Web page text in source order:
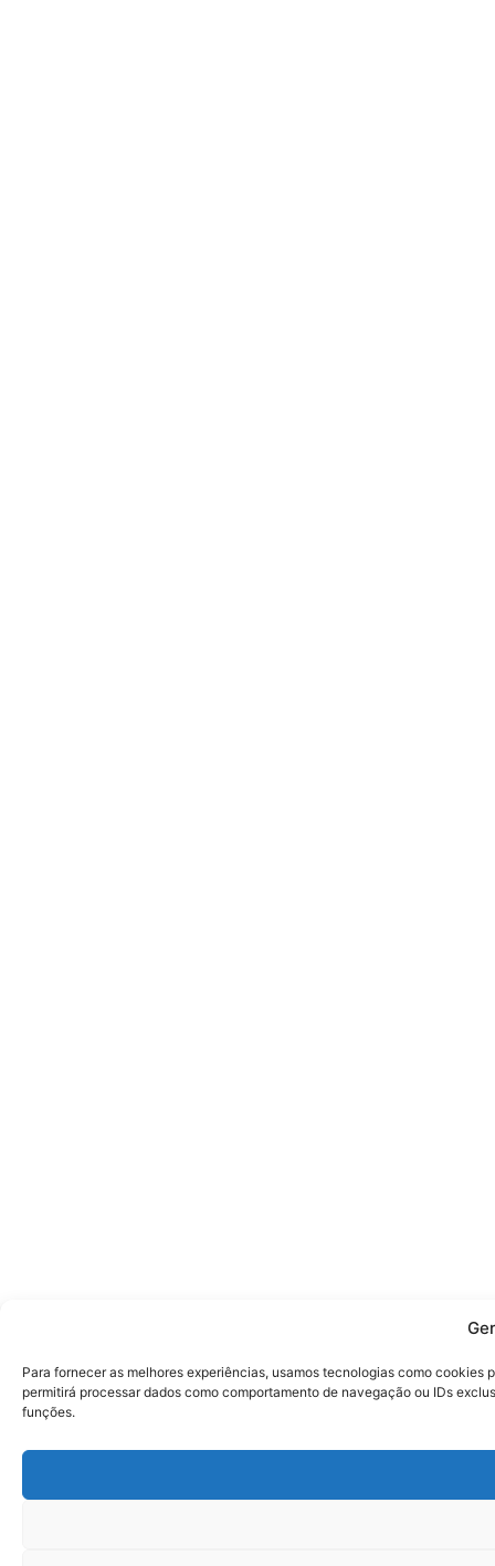
Para fornecer as melhores experiências, usamos tecnologias como
permitirá processar dados como comportamento de navegação ou IDs
funções.